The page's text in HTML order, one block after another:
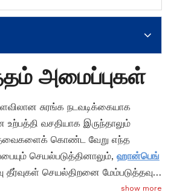
அமைப்புகள்
சுரங்க நடவடிக்கையாக
உற்பத்தி வசதியாக இருந்தாலும்
கொண்ட வேறு எந்த
செயல்படுத்தினாலும், ஹான்பெங்
தீர்வுகள் செயல்திறனை மேம்படுத்தவும்,
குறைக்கவும் மற்றும் பெல்ட் பராமரிப்பு
show more